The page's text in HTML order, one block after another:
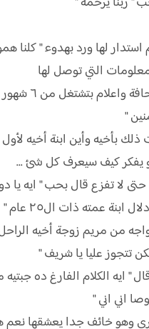
لها ورد بهدوء " كلنا
التي توصل لها
" جنة
بأخيه وأين ابنة أخيه لأول
يفكر كيف سيعرف كل شئ ...
لا تفزع قال بحب " ايه يا
من مريم زوجة أخيه
تتجوز عليا يا شريف "
ايه الكلام الفارغ ده جبتيه
اني اني "
خائف جدا يعشقها نعم